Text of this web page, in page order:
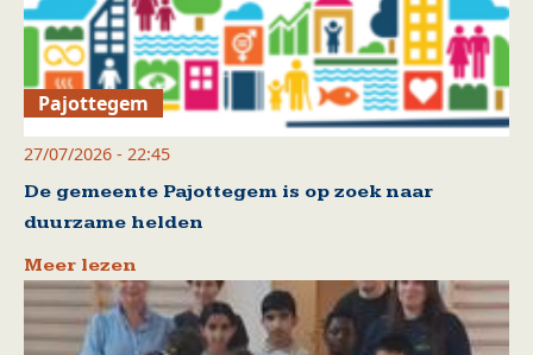
Pajottegem
27/07/2026 - 22:45
De gemeente Pajottegem is op zoek naar
duurzame helden
Meer lezen